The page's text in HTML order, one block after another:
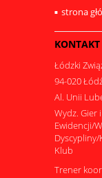
strona
KONTAKT
Łódzki
94-020
Al. Unii
Wydz. Gier i
Ewidencji/
Dyscypliny/
Klub
Trener